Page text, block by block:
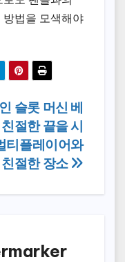
방법을 모색해야
슬롯 머신 베
절한 끝을 시
티플레이어와
친절한 장소